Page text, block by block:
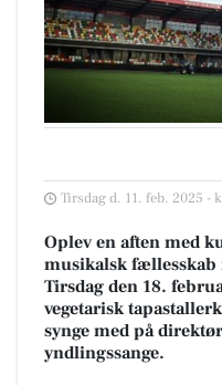
Tirsdag d. 11. feb. 2025 -
Oplev en aften med
musikalsk fællesskab
Tirsdag den 18.
vegetarisk
synge med på
yndlingssange.